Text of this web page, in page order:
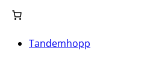
Tandemhopp